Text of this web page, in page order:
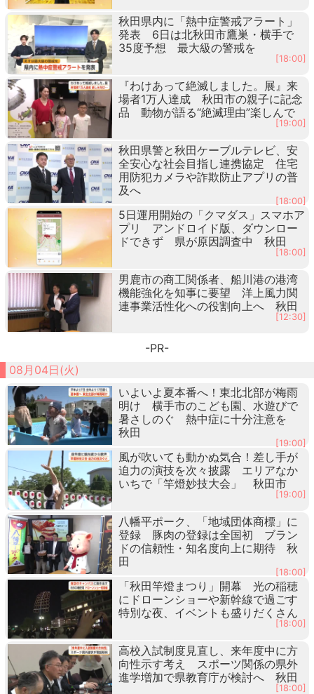
秋田県内に「熱中症警戒アラート」
発表 6日は北秋田市鷹巣・横手で
35度予想 最大級の警戒を
[18:00]
『わけあって絶滅しました。展』来
場者1万人達成 秋田市の親子に記念
品 動物が語る“絶滅理由”楽しんで
[19:00]
秋田県警と秋田ケーブルテレビ、安
全安心な社会目指し連携協定 住宅
用防犯カメラや詐欺防止アプリの普
及へ
[18:00]
5日運用開始の「クマダス」スマホア
プリ アンドロイド版、ダウンロー
ドできず 県が原因調査中 秋田
[18:00]
男鹿市の商工関係者、船川港の港湾
機能強化を知事に要望 洋上風力関
連事業活性化への役割向上へ 秋田
[12:30]
-PR-
08月04日(火)
いよいよ夏本番へ！東北北部が梅雨
明け 横手市のこども園、水遊びで
暑さしのぐ 熱中症に十分注意を
秋田
[19:00]
風が吹いても動かぬ気合！差し手が
迫力の演技を次々披露 エリアなか
いちで「竿燈妙技大会」 秋田市
[19:00]
八幡平ポーク、「地域団体商標」に
登録 豚肉の登録は全国初 ブラン
ドの信頼性・知名度向上に期待 秋
田
[18:00]
「秋田竿燈まつり」開幕 光の稲穂
にドローンショーや新幹線で過ごす
特別な夜、イベントも盛りだくさん
[18:00]
高校入試制度見直し、来年度中に方
向性示す考え スポーツ関係の県外
進学増加で県教育庁が検討へ 秋田
[18:00]